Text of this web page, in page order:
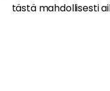
tästä mahdollisesti